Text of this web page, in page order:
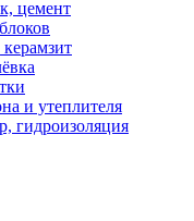
цемент
и утеплителя
гидроизоляция